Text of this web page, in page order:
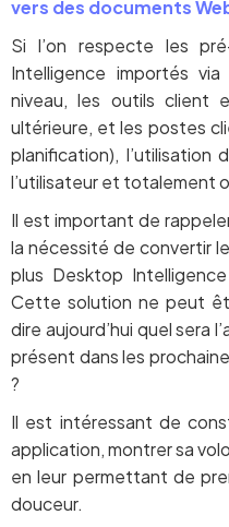
vers des documents
Si l’on respecte les
Intelligence importés
niveau, les outils client
ultérieure, et les postes
planification),
l’utilisateur et totalement
Il est important de
la nécessité de convertir
plus Desktop
Cette solution ne peut
dire aujourd’hui quel sera
présent dans les
?
Il est intéressant de
application, montrer sa
en leur permettant de
douceur.